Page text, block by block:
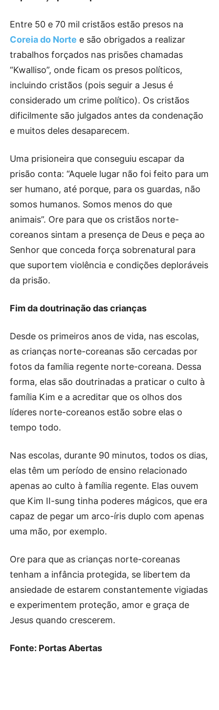
Entre 50 e 70 mil cristãos estão presos na
Coreia do Norte e são obrigados a realizar
trabalhos forçados nas prisões chamadas
“Kwalliso”, onde ficam os presos políticos,
incluindo cristãos (pois seguir a Jesus é
considerado um crime político). Os cristãos
dificilmente são julgados antes da condenação
e muitos deles desaparecem.
Uma prisioneira que conseguiu escapar da
prisão conta: “Aquele lugar não foi feito para um
ser humano, até porque, para os guardas, não
somos humanos. Somos menos do que
animais”. Ore para que os cristãos norte-
coreanos sintam a presença de Deus e peça ao
Senhor que conceda força sobrenatural para
que suportem violência e condições deploráveis
da prisão.
Fim da doutrinação das crianças
Desde os primeiros anos de vida, nas escolas,
as crianças norte-coreanas são cercadas por
fotos da família regente norte-coreana. Dessa
forma, elas são doutrinadas a praticar o culto à
família Kim e a acreditar que os olhos dos
líderes norte-coreanos estão sobre elas o
tempo todo.
Nas escolas, durante 90 minutos, todos os dias,
elas têm um período de ensino relacionado
apenas ao culto à família regente. Elas ouvem
que Kim II-sung tinha poderes mágicos, que era
capaz de pegar um arco-íris duplo com apenas
uma mão, por exemplo.
Ore para que as crianças norte-coreanas
tenham a infância protegida, se libertem da
ansiedade de estarem constantemente vigiadas
e experimentem proteção, amor e graça de
Jesus quando crescerem.
Fonte: Portas Abertas